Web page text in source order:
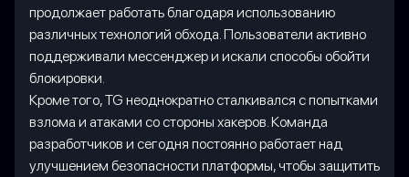
продолжает работать благодаря использованию
различных технологий обхода. Пользователи активно
поддерживали мессенджер и искали способы обойти
блокировки.
Кроме того, TG неоднократно сталкивался с попытками
взлома и атаками со стороны хакеров. Команда
разработчиков и сегодня постоянно работает над
улучшением безопасности платформы, чтобы защитить